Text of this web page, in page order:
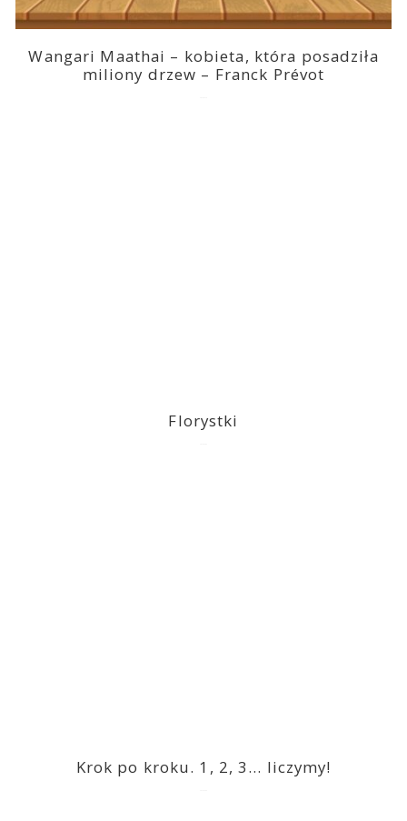
Wangari Maathai – kobieta, która posadziła
miliony drzew – Franck Prévot
Florystki
Krok po kroku. 1, 2, 3… liczymy!